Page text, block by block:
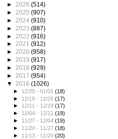
► 2026 (514)
► 2025 (907)
► 2024 (910)
► 2023 (887)
► 2022 (916)
► 2021 (912)
► 2020 (958)
► 2019 (917)
► 2018 (929)
► 2017 (954)
▼ 2016 (1026)
► 12/25 - 01/01(18)
► 12/18 - 12/25(17)
► 12/11 - 12/18(17)
► 12/04 - 12/11(19)
► 11/27 - 12/04(19)
► 11/20 - 11/27(18)
► 11/13 - 11/20(20)